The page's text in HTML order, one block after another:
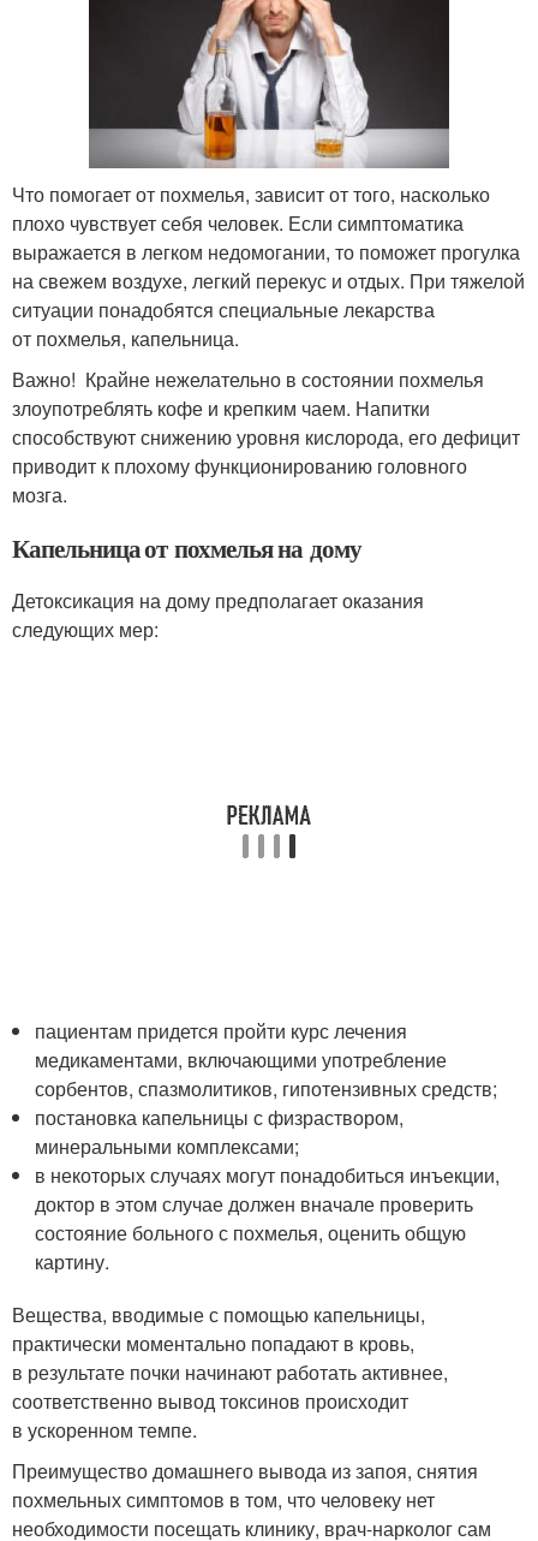
Что помогает от похмелья, зависит от того, насколько
плохо чувствует себя человек. Если симптоматика
выражается в легком недомогании, то поможет прогулка
на свежем воздухе, легкий перекус и отдых. При тяжелой
ситуации понадобятся специальные лекарства
от похмелья, капельница.
Важно! Крайне нежелательно в состоянии похмелья
злоупотреблять кофе и крепким чаем. Напитки
способствуют снижению уровня кислорода, его дефицит
приводит к плохому функционированию головного
мозга.
Капельница от похмелья на дому
Детоксикация на дому предполагает оказания
следующих мер:
пациентам придется пройти курс лечения
медикаментами, включающими употребление
сорбентов, спазмолитиков, гипотензивных средств;
постановка капельницы с физраствором,
минеральными комплексами;
в некоторых случаях могут понадобиться инъекции,
доктор в этом случае должен вначале проверить
состояние больного с похмелья, оценить общую
картину.
Вещества, вводимые с помощью капельницы,
практически моментально попадают в кровь,
в результате почки начинают работать активнее,
соответственно вывод токсинов происходит
в ускоренном темпе.
Преимущество домашнего вывода из запоя, снятия
похмельных симптомов в том, что человеку нет
необходимости посещать клинику, врач-нарколог сам